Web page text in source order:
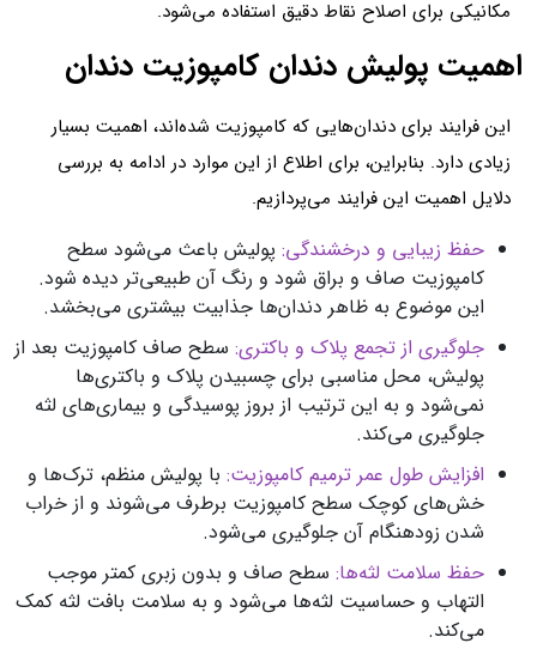
مکانیکی برای اصلاح نقاط دقیق استفاده می‌شود.
اهمیت پولیش دندان کامپوزیت دندان
این فرایند برای دندان‌هایی که کامپوزیت شده‌اند، اهمیت بسیار
زیادی دارد. بنابراین، برای اطلاع از این موارد در ادامه به بررسی
دلایل اهمیت این فرایند می‌پردازیم.
حفظ زیبایی و درخشندگی: پولیش باعث می‌شود سطح
کامپوزیت صاف و براق شود و رنگ آن طبیعی‌تر دیده شود.
این موضوع به ظاهر دندان‌ها جذابیت بیشتری می‌بخشد.
جلوگیری از تجمع پلاک و باکتری: سطح صاف کامپوزیت بعد از
پولیش، محل مناسبی برای چسبیدن پلاک و باکتری‌ها
نمی‌شود و به این ترتیب از بروز پوسیدگی و بیماری‌های لثه
جلوگیری می‌کند.
افزایش طول عمر ترمیم کامپوزیت: با پولیش منظم، ترک‌ها و
خش‌های کوچک سطح کامپوزیت برطرف می‌شوند و از خراب
شدن زودهنگام آن جلوگیری می‌شود.
حفظ سلامت لثه‌ها: سطح صاف و بدون زبری کمتر موجب
التهاب و حساسیت لثه‌ها می‌شود و به سلامت بافت لثه کمک
می‌کند.